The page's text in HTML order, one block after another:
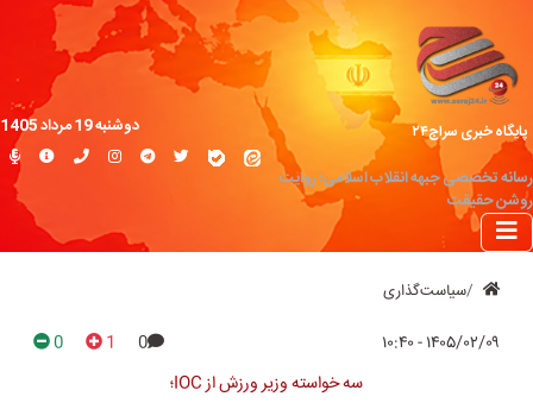
پایگاه خبری سراج۲۴
رسانه تخصصی جبهه انقلاب اسلامی؛ روایت
روشن حقیقت
دوشنبه 19 مرداد 1405
سیاست‌گذاری
۱۴۰۵/۰۲/۰۹ - ۱۰:۴۰ 0
1
0
سه خواسته وزیر ورزش از IOC؛